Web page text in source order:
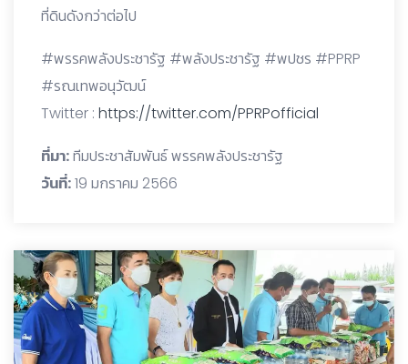
ที่ดินดังกว่าต่อไป
#พรรคพลังประชารัฐ #พลังประชารัฐ #พปชร #PPRP
#รณเทพอนุวัฒน์
Twitter : https://twitter.com/PPRPofficial
ที่มา:ทีมประชาสัมพันธ์ พรรคพลังประชารัฐ
วันที่:19 มกราคม 2566